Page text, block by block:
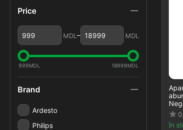
în
Price
MDL – MDL
999MDL 18999MDL
Brand
Ardesto
Philips